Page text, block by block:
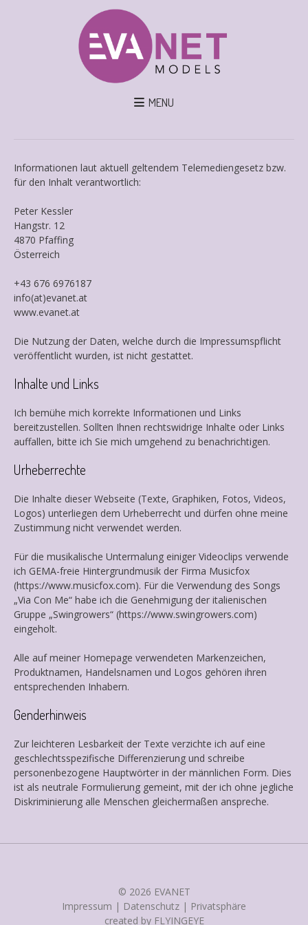
MENU
Informationen laut aktuell geltendem Telemediengesetz bzw.
für den Inhalt verantwortlich:
Peter Kessler
Hangstr. 12
4870 Pfaffing
Österreich
+43 676 6976187
info(at)evanet.at
www.evanet.at
Die Nutzung der Daten, welche durch die Impressumspflicht
veröffentlicht wurden, ist nicht gestattet.
Inhalte und Links
Ich bemühe mich korrekte Informationen und Links
bereitzustellen. Sollten Ihnen rechtswidrige Inhalte oder Links
auffallen, bitte ich Sie mich umgehend zu benachrichtigen.
Urheberrechte
Die Inhalte dieser Webseite (Texte, Graphiken, Fotos, Videos,
Logos) unterliegen dem Urheberrecht und dürfen ohne meine
Zustimmung nicht verwendet werden.
Für die musikalische Untermalung einiger Videoclips verwende
ich GEMA-freie Hintergrundmusik der Firma Musicfox
(https://www.musicfox.com). Für die Verwendung des Songs
„Via Con Me“ habe ich die Genehmigung der italienischen
Gruppe „Swingrowers“ (https://www.swingrowers.com)
eingeholt.
Alle auf meiner Homepage verwendeten Markenzeichen,
Produktnamen, Handelsnamen und Logos gehören ihren
entsprechenden Inhabern.
Genderhinweis
Zur leichteren Lesbarkeit der Texte verzichte ich auf eine
geschlechtsspezifische Differenzierung und schreibe
personenbezogene Hauptwörter in der männlichen Form. Dies
ist als neutrale Formulierung gemeint, mit der ich ohne jegliche
Diskriminierung alle Menschen gleichermaßen anspreche.
© 2026 EVANET
Impressum | Datenschutz | Privatsphäre
created by FLYINGEYE